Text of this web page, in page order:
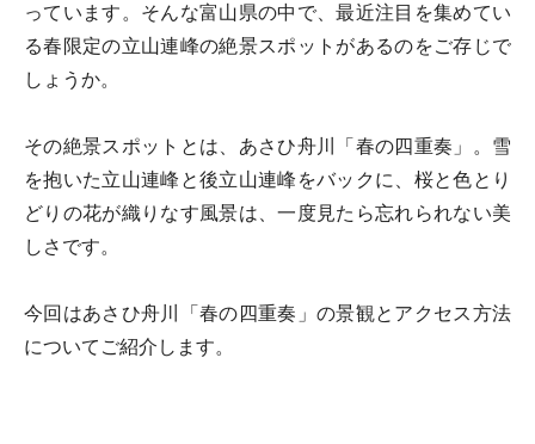
っています。そんな富山県の中で、最近注目を集めてい
る春限定の立山連峰の絶景スポットがあるのをご存じで
しょうか。
その絶景スポットとは、あさひ舟川「春の四重奏」。雪
を抱いた立山連峰と後立山連峰をバックに、桜と色とり
どりの花が織りなす風景は、一度見たら忘れられない美
しさです。
今回はあさひ舟川「春の四重奏」の景観とアクセス方法
についてご紹介します。